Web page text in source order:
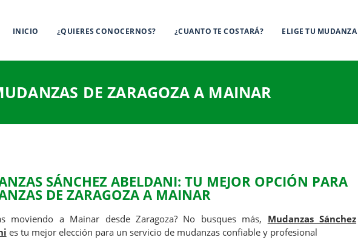
INICIO ¿QUIERES CONOCERNOS? ¿CUANTO TE COSTARÁ? ELIGE TU MUDANZA
DE ZARAGOZA A MAINAR
SÁNCHEZ ABELDANI: TU MEJOR OPCIÓN PARA
DE ZARAGOZA A MAINAR
moviendo a Mainar desde Zaragoza? No busques más, Mudanzas Sánchez
es tu mejor elección para un servicio de mudanzas confiable y profesional